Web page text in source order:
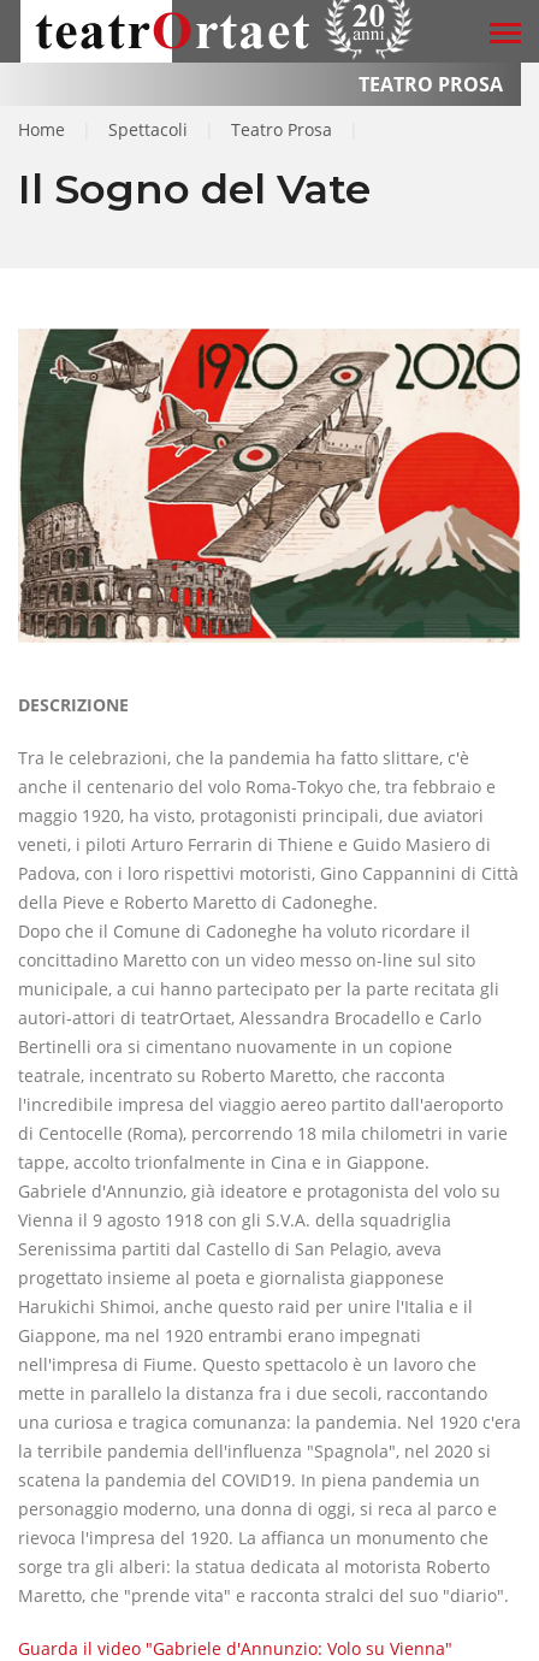
TEATRO PROSA
Home Spettacoli Teatro Prosa
Il Sogno del Vate
DESCRIZIONE
Tra le celebrazioni, che la pandemia ha fatto slittare, c'è
anche il centenario del volo Roma-Tokyo che, tra febbraio e
maggio 1920, ha visto, protagonisti principali, due aviatori
veneti, i piloti Arturo Ferrarin di Thiene e Guido Masiero di
Padova, con i loro rispettivi motoristi, Gino Cappannini di Città
della Pieve e Roberto Maretto di Cadoneghe.
Dopo che il Comune di Cadoneghe ha voluto ricordare il
concittadino Maretto con un video messo on-line sul sito
municipale, a cui hanno partecipato per la parte recitata gli
autori-attori di teatrOrtaet, Alessandra Brocadello e Carlo
Bertinelli ora si cimentano nuovamente in un copione
teatrale, incentrato su Roberto Maretto, che racconta
l'incredibile impresa del viaggio aereo partito dall'aeroporto
di Centocelle (Roma), percorrendo 18 mila chilometri in varie
tappe, accolto trionfalmente in Cina e in Giappone.
Gabriele d'Annunzio, già ideatore e protagonista del volo su
Vienna il 9 agosto 1918 con gli S.V.A. della squadriglia
Serenissima partiti dal Castello di San Pelagio, aveva
progettato insieme al poeta e giornalista giapponese
Harukichi Shimoi, anche questo raid per unire l'Italia e il
Giappone, ma nel 1920 entrambi erano impegnati
nell'impresa di Fiume. Questo spettacolo è un lavoro che
mette in parallelo la distanza fra i due secoli, raccontando
una curiosa e tragica comunanza: la pandemia. Nel 1920 c'era
la terribile pandemia dell'influenza "Spagnola", nel 2020 si
scatena la pandemia del COVID19. In piena pandemia un
personaggio moderno, una donna di oggi, si reca al parco e
rievoca l'impresa del 1920. La affianca un monumento che
sorge tra gli alberi: la statua dedicata al motorista Roberto
Maretto, che "prende vita" e racconta stralci del suo "diario".
Guarda il video "Gabriele d'Annunzio: Volo su Vienna"